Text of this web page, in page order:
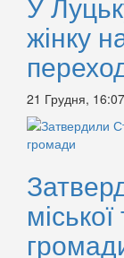
жінку
21 Грудня, 16:07